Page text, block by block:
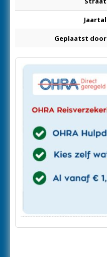
Jaartal
Geplaatst door